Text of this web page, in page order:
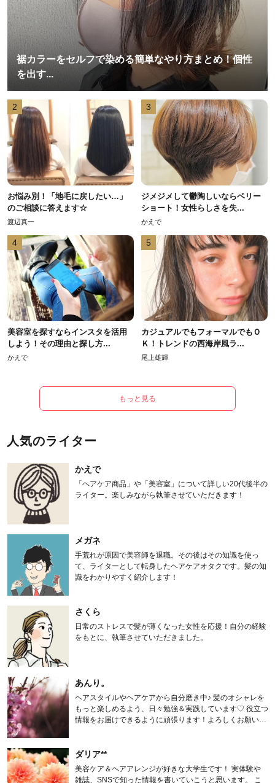
裾カラーをセルフで染める簡単なやり方まとめ！個性
を出す...
2
お悩み別！「地毛に戻したい…」
のご相談に答えます☆
渡辺真一
3
ジメジメして鬱陶しいならベリー
ショート！女性らしさを失...
かえで
4
美容室を探すならインスタを活用
しよう！その理由と探し方...
かえで
5
カジュアルでもフォーマルでもＯ
Ｋ！トレンドの西海岸風ラ...
尾上雄輝
もっと見る
人気のライター
かえで
「ヘアケア商品」や「美容室」について詳しい20代後半の
ライター。楽しみながら執筆させていただきます！
メガネ
手荒れが原因で美容師を退職。その後はその知識を使っ
て、ライターとして転身したヘアケアオタクです。髪の知
識をわかりやすく紹介します！
さくら
日常のストレスで髪が薄くなった女性を応援！自分の経験
をもとに、執筆させていただきました。
あんり。
ヘアスタイルやヘアケアから自分磨き中♪ 髪のオシャレを
もっと楽しめるよう、日々勉強＆実践しています♡ 役立つ
情報をお届けできるように頑張ります！よろしくお願いし
ダリア**
美容ケア＆ヘアアレンジが好きな大学生です！ 実体験や
雑誌、SNSで知った情報を書いていこうと思います。 こ